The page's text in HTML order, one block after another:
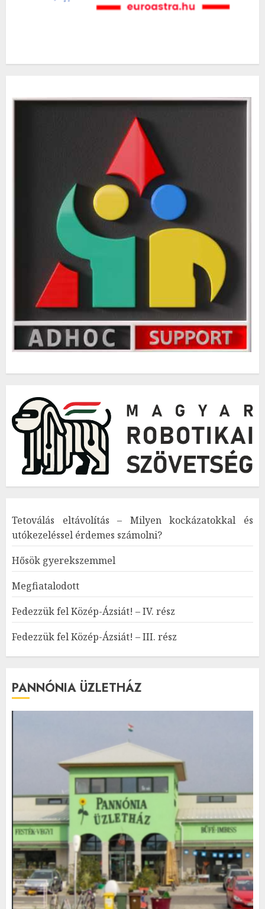
Tetoválás eltávolítás – Milyen kockázatokkal és
utókezeléssel érdemes számolni?
Hősök gyerekszemmel
Megfiatalodott
Fedezzük fel Közép-Ázsiát! – IV. rész
Fedezzük fel Közép-Ázsiát! – III. rész
PANNÓNIA ÜZLETHÁZ